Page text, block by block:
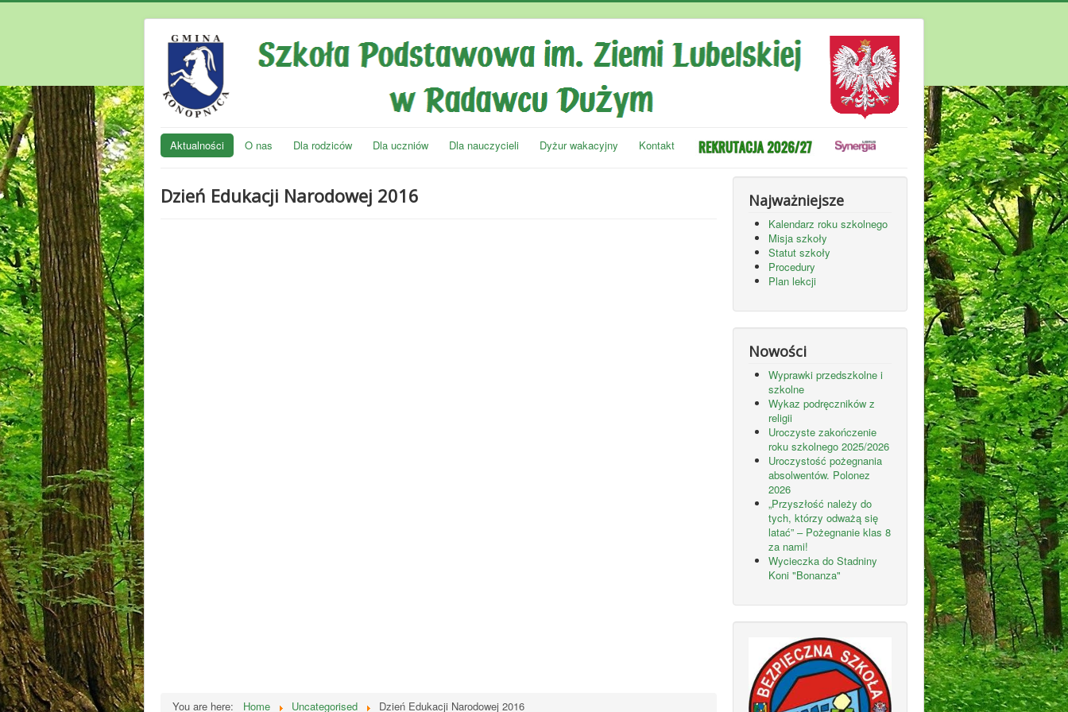
Aktualności O nas Dla rodziców Dla uczniów Dla nauczycieli Dyżur wakacyjny Kontakt
Dzień Edukacji Narodowej 2016
You are here: Home Uncategorised Dzień Edukacji Narodowej 2016
Najważniejsze
Kalendarz roku szkolnego
Misja szkoły
Statut szkoły
Procedury
Plan lekcji
Nowości
Wyprawki przedszkolne i
szkolne
Wykaz podręczników z
religii
Uroczyste zakończenie
roku szkolnego 2025/2026
Uroczystość pożegnania
absolwentów. Polonez
2026
„Przyszłość należy do
tych, którzy odważą się
latać” – Pożegnanie klas 8
za nami!
Wycieczka do Stadniny
Koni "Bonanza"